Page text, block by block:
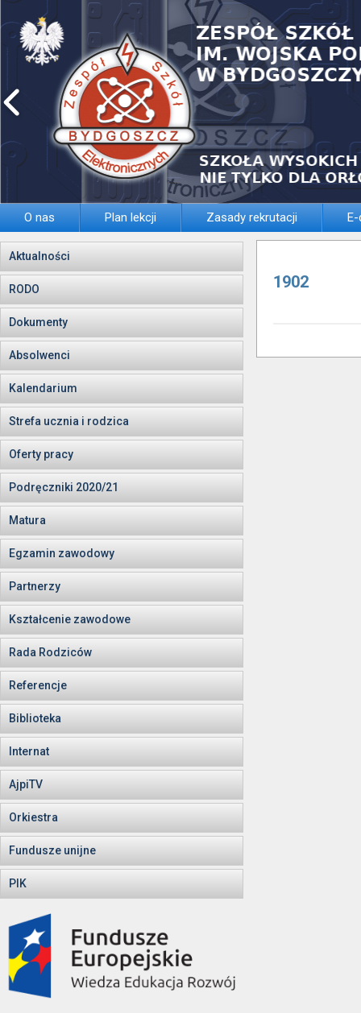
O nas Plan lekcji Zasady rekrutacji
Aktualności
RODO
Dokumenty
Absolwenci
Kalendarium
Strefa ucznia i rodzica
Oferty pracy
Podręczniki 2020/21
Matura
Egzamin zawodowy
Partnerzy
Kształcenie zawodowe
Rada Rodziców
Referencje
Biblioteka
Internat
AjpiTV
Orkiestra
Fundusze unijne
PIK
1902